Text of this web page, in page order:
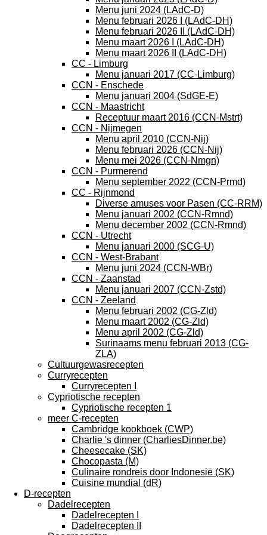
Menu juni 2024 (LAdC-D)
Menu februari 2026 I (LAdC-DH)
Menu februari 2026 II (LAdC-DH)
Menu maart 2026 I (LAdC-DH)
Menu maart 2026 II (LAdC-DH)
CC - Limburg
Menu januari 2017 (CC-Limburg)
CCN - Enschede
Menu januari 2004 (SdGE-E)
CCN - Maastricht
Receptuur maart 2016 (CCN-Mstrt)
CCN - Nijmegen
Menu april 2010 (CCN-Nij)
Menu februari 2026 (CCN-Nij)
Menu mei 2026 (CCN-Nmgn)
CCN - Purmerend
Menu september 2022 (CCN-Prmd)
CC - Rijnmond
Diverse amuses voor Pasen (CC-RRM)
Menu januari 2002 (CCN-Rmnd)
Menu december 2002 (CCN-Rmnd)
CCN - Utrecht
Menu januari 2000 (SCG-U)
CCN - West-Brabant
Menu juni 2024 (CCN-WBr)
CCN - Zaanstad
Menu januari 2007 (CCN-Zstd)
CCN - Zeeland
Menu februari 2002 (CG-Zld)
Menu maart 2002 (CG-Zld)
Menu april 2002 (CG-Zld)
Surinaams menu februari 2013 (CG-
ZLA)
Cultuurgewasrecepten
Curryrecepten
Curryrecepten I
Cypriotische recepten
Cypriotische recepten 1
meer C-recepten
Cambridge kookboek (CWP)
Charlie 's dinner (CharliesDinner.be)
Cheesecake (SK)
Chocopasta (M)
Culinaire rondreis door Indonesië (SK)
Cuisine mundial (dR)
D-recepten
Dadelrecepten
Dadelrecepten I
Dadelrecepten II